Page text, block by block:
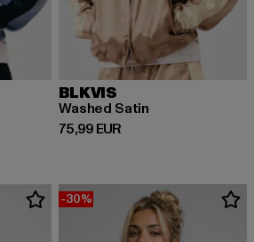
79,99 EUR
BLKVIS
Washed Satin
75,99 EUR
Derzeitiger Preis: 75,99 EUR
-30%